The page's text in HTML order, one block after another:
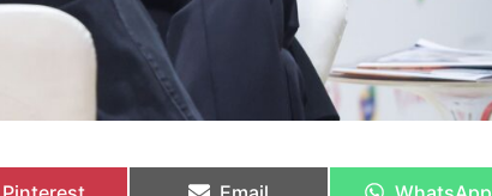
en
en
en
en
en
en